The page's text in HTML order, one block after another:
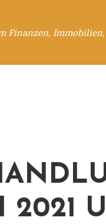
Finanzen,
2021